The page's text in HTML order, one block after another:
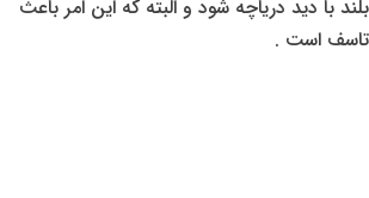
بلند با دید دریاچه شود و البته که این امر باعث
تاسف است .